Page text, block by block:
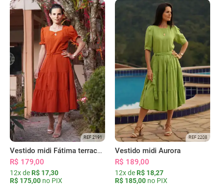
REF 2191
Vestido midi Fátima terracota
R$ 179,00
12x de R$ 17,30
R$ 175,00 no PIX
REF 2208
Vestido midi Aurora
R$ 189,00
12x de R$ 18,27
R$ 185,00 no PIX